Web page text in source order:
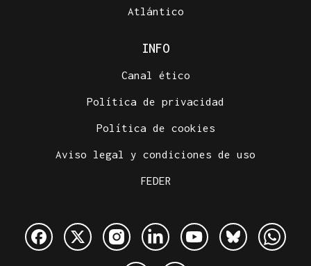
Atlántico
INFO
Canal ético
Política de privacidad
Política de cookies
Aviso legal y condiciones de uso
FEDER